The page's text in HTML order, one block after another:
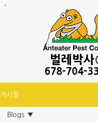
벌레 박
678-704-
게시물
Blogs